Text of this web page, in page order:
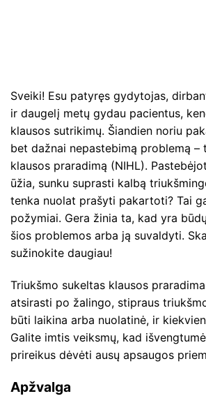
Sveiki! Esu patyręs gydytojas,
ir daugelį metų gydau pacientus,
klausos sutrikimų. Šiandien noriu
bet dažnai nepastebimą problemą –
klausos praradimą (NIHL).
ūžia, sunku suprasti kalbą
tenka nuolat prašyti pakartoti? Tai
požymiai. Gera žinia ta, kad yra
šios problemos arba ją suvaldyti.
sužinokite daugiau!
Triukšmo sukeltas klausos
atsirasti po žalingo, stipraus
būti laikina arba nuolatinė, ir
Galite imtis veiksmų, kad
prireikus dėvėti ausų apsaugos
Apžvalga